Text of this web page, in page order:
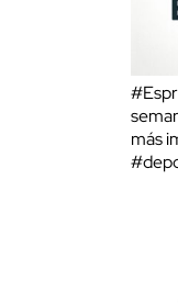
más